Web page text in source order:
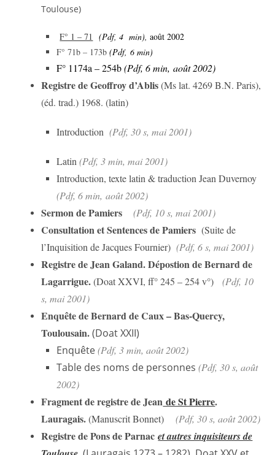
Toulouse)
F° 1 – 71 (Pdf, 4 min), août 2002
F° 71b – 173b(Pdf, 6 min)
F° 1174a – 254b(Pdf, 6 min,août 2002)
Registre de Geoffroy d’Ablis(Ms lat. 4269 B.N. Paris),
(éd. trad.) 1968. (latin)
Introduction(Pdf, 30 s, mai 2001)
Latin(Pdf, 3 min, mai 2001)
Introduction, texte latin & traduction Jean Duvernoy
(Pdf, 6 min,août 2002)
Sermon de Pamiers (Pdf, 10 s, mai 2001)
Consultation et Sentences de Pamiers(Suite de
l’Inquisition de Jacques Fournier)(Pdf, 6 s, mai 2001)
Registre de Jean Galand. Dépostion de Bernard de
Lagarrigue.(Doat XXVI, ff° 245 – 254 v°)(Pdf, 10
s, mai 2001)
Enquête de Bernard de Caux – Bas-Quercy,
Toulousain.(Doat XXII)
Enquête(Pdf, 3 min, août 2002)
Table des noms de personnes(Pdf, 30 s, août
2002)
Fragment de registre de Jean de St Pierre.
Lauragais.(Manuscrit Bonnet)(Pdf, 30 s, août 2002)
Registre de Pons de Parnacet autres inquisiteurs de